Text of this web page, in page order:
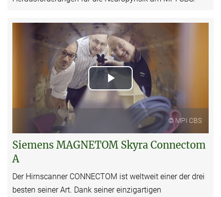
Play
Video
© MPI CBS
Siemens MAGNETOM Skyra Connectom
A
Der Hirnscanner CONNECTOM ist weltweit einer der drei
besten seiner Art. Dank seiner einzigartigen